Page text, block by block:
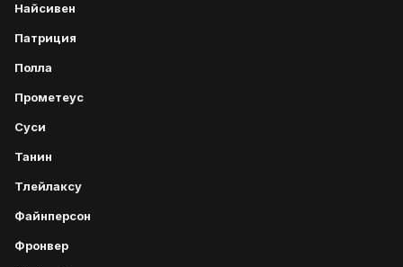
Найсивен
Патриция
Полла
Прометеус
Суси
Танин
Тлейлаксу
Файнперсон
Фронвер